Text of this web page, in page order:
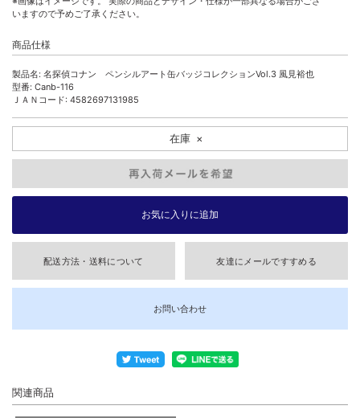
いますので予めご了承ください。
商品仕様
製品名: 名探偵コナン ペンシルアート缶バッジコレクションVol.3 風見裕也
型番: Canb-116
ＪＡＮコード: 4582697131985
在庫 ×
配送方法・送料について 友達にメールですすめる
お問い合わせ
関連商品